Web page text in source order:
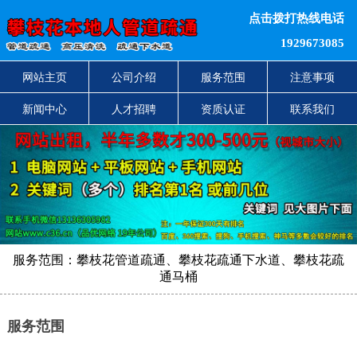
点击拨打热线电话
1929673085
网站主页 公司介绍 服务范围 注意事项
新闻中心 人才招聘 资质认证 联系我们
服务范围：攀枝花管道疏通、攀枝花疏通下水道、攀枝花疏
通马桶
服务范围